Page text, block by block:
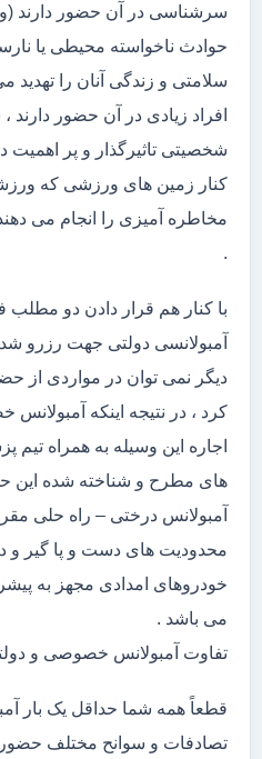
سرشناسی در آن حضور دارند
حوادث ناخواسته محیطی یا
سلامتی و زندگی آنان را تهدید
افراد زیادی در آن حضور دارند
شخصیتی تاثیرگذار و پر اهمیت
کنار زمین های ورزشی که
مخاطره آمیزی را انجام می
.
با کنار هم قرار دادن دو
آمبولانسی دولتی جهت رزرو
دیگر نمی توان در مواردی از
کرد ، در نتیجه اینکه
اجاره این وسیله به همراه
های مطرح و شناخته شده این
آمبولانس درختی – راه حلی
محدودیت های دست و پا گیر و
خودروهای امدادی مجهز به
می باشد .
تفاوت آمبولانس خصوصی و
قطعاً همه شما حداقل یک بار
تصادفات و سوانح مختلف حضور